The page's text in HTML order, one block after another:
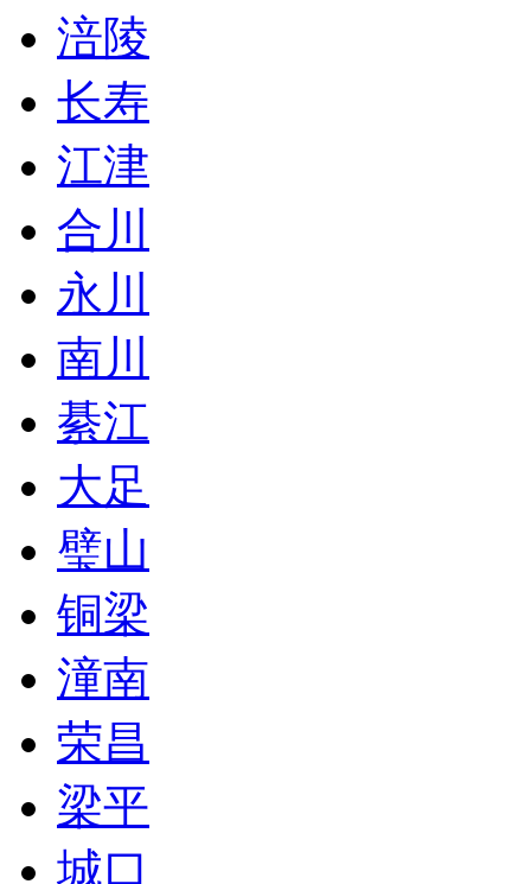
涪陵
长寿
江津
合川
永川
南川
綦江
大足
璧山
铜梁
潼南
荣昌
梁平
城口